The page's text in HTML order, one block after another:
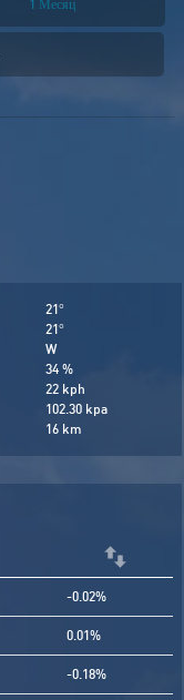
1 Месяц
21°
21°
W
34 %
22 kph
102.30 kpa
16 km
-0.02%
0.01%
-0.18%